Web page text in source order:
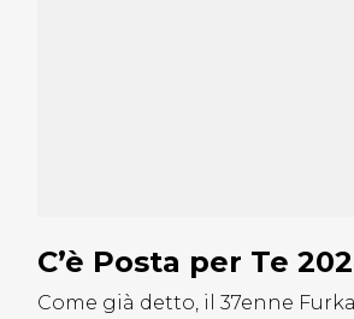
C’è Posta per Te
Come già detto, il 37enne